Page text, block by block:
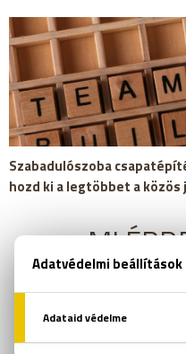
Szabadulószoba
hozd ki a legtöbbet a
MI
szabadulószoba
kreativitás